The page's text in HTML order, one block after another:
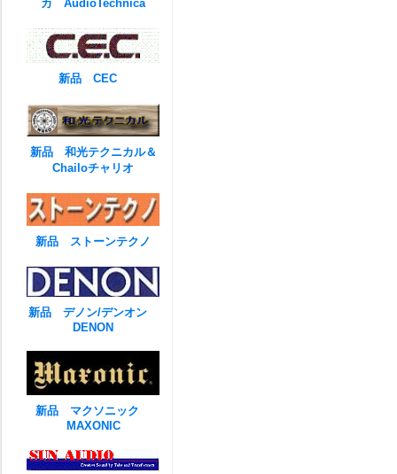
カ AudioTechnica
新品 CEC
新品 和光テクニカル＆
Chailoチャリオ
新品 ストーンテクノ
新品 デノン/デンオン
DENON
新品 マクソニック
MAXONIC